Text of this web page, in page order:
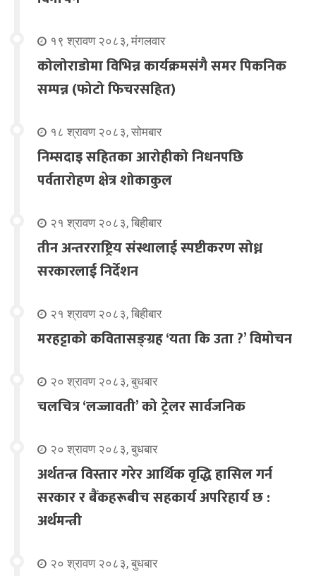
१९ श्रावण २०८३, मंगलवार
कोलोराडोमा विभिन्न कार्यक्रमसंगै समर पिकनिक
सम्पन्न (फोटो फिचरसहित)
१८ श्रावण २०८३, सोमबार
निम्सदाइ सहितका आरोहीको निधनपछि
पर्वतारोहण क्षेत्र शोकाकुल
२१ श्रावण २०८३, बिहीबार
तीन अन्तरराष्ट्रिय संस्थालाई स्पष्टीकरण सोध्न
सरकारलाई निर्देशन
२१ श्रावण २०८३, बिहीबार
मरहट्टाको कवितासङ्ग्रह ‘यता कि उता ?’ विमोचन
२० श्रावण २०८३, बुधबार
चलचित्र ‘लज्जावती’ को ट्रेलर सार्वजनिक
२० श्रावण २०८३, बुधबार
अर्थतन्त्र विस्तार गरेर आर्थिक वृद्धि हासिल गर्न
सरकार र बैंकहरूबीच सहकार्य अपरिहार्य छ :
अर्थमन्त्री
२० श्रावण २०८३, बुधबार